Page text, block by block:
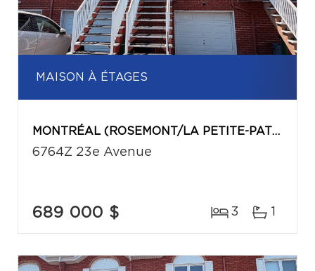
MAISON À ÉTAGES
MONTRÉAL (ROSEMONT/LA PETITE-PATRIE)
6764Z 23e Avenue
689 000 $ 3 1